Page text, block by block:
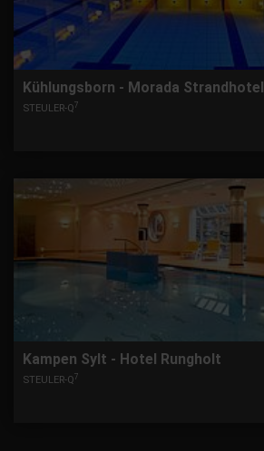
Kühlungsborn - Morada Strandhotel
STEULER-Q7
Kampen Sylt - Hotel Rungholt
STEULER-Q7